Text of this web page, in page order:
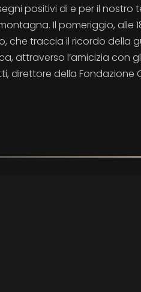
positivi di e per il
Il pomeriggio, alle
che traccia il ricordo della
attraverso l’amicizia con
direttore della